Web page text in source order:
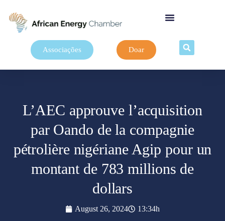
Associações Doar
L’AEC approuve l’acquisition
par Oando de la compagnie
pétrolière nigériane Agip pour un
montant de 783 millions de
dollars
August 26, 2024 13:34h